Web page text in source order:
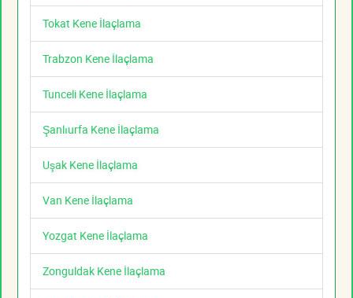
Tokat Kene İlaçlama
Trabzon Kene İlaçlama
Tunceli Kene İlaçlama
Şanlıurfa Kene İlaçlama
Uşak Kene İlaçlama
Van Kene İlaçlama
Yozgat Kene İlaçlama
Zonguldak Kene İlaçlama